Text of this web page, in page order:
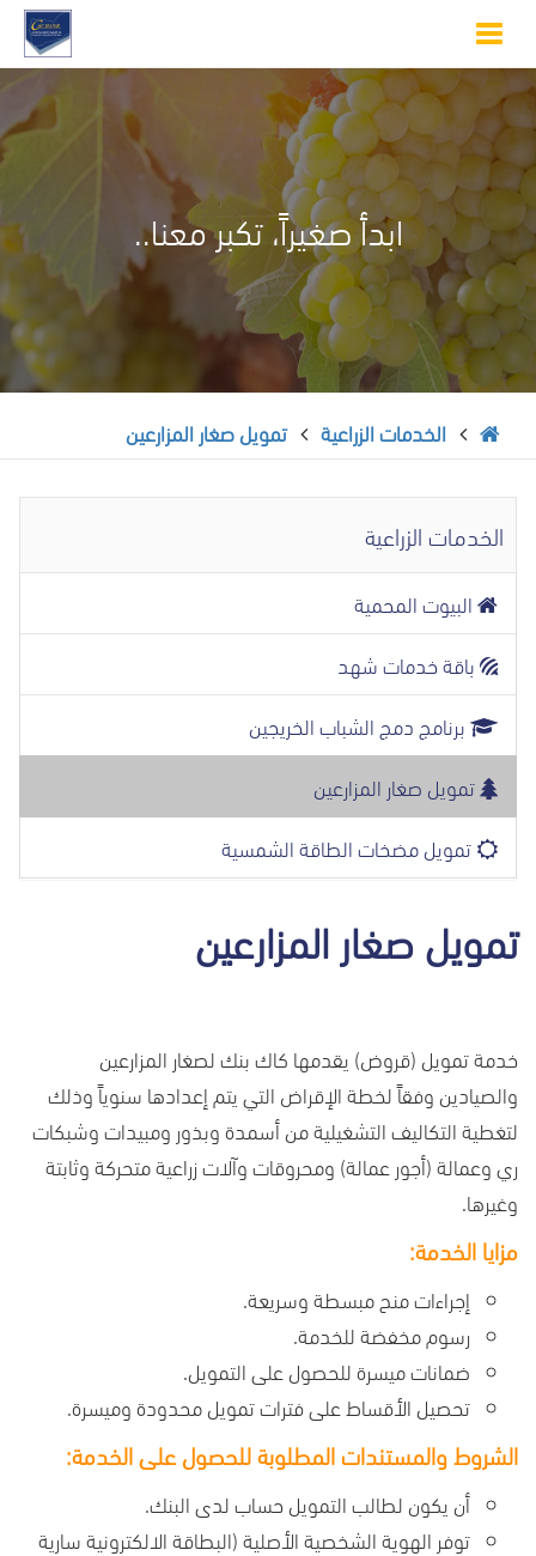
Toggle
navigation
ابدأ صغيراً، تكبر معنا..
الخدمات الزراعية تمويل صغار المزارعين
الخدمات الزراعية
البيوت المحمية
باقة خدمات شهد
برنامج دمج الشباب الخريجين
تمويل صغار المزارعين
تمويل مضخات الطاقة الشمسية
تمويل صغار المزارعين
خدمة تمويل (قروض) يقدمها كاك بنك لصغار المزارعين
والصيادين وفقاً لخطة الإقراض التي يتم إعدادها سنوياً وذلك
لتغطية التكاليف التشغيلية من أسمدة وبذور ومبيدات وشبكات
ري وعمالة (أجور عمالة) ومحروقات وآلات زراعية متحركة وثابتة
وغيرها.
مزايا الخدمة:
إجراءات منح مبسطة وسريعة.
رسوم مخفضة للخدمة.
ضمانات ميسرة للحصول على التمويل.
تحصيل الأقساط على فترات تمويل محدودة وميسرة.
الشروط والمستندات المطلوبة للحصول على الخدمة:
أن يكون لطالب التمويل حساب لدى البنك.
توفر الهوية الشخصية الأصلية (البطاقة الالكترونية سارية